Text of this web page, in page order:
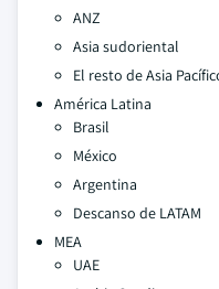
ANZ
Asia sudoriental
El resto de Asia
América Latina
Brasil
México
Argentina
Descanso de LATAM
MEA
UAE